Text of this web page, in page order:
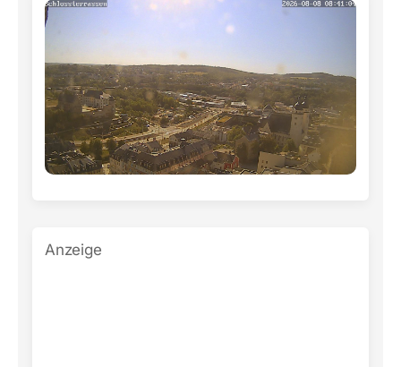
Anzeige